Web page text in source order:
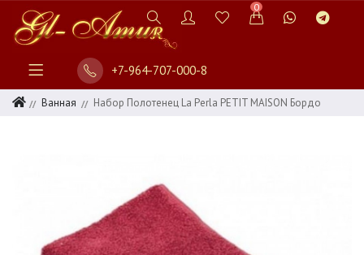
0
+7-964-707-000-8
Ванная Набор Полотенец La Perla PETIT MAISON Бордо